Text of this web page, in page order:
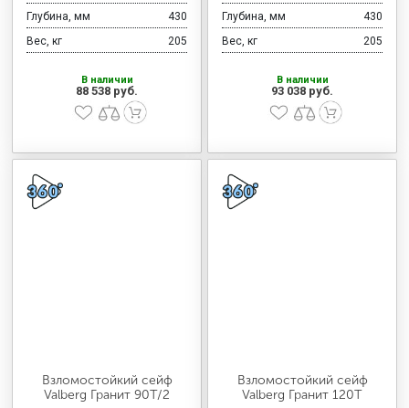
Глубина, мм
430
Вес, кг
205
В наличии
88 538 руб.
Глубина, мм
430
Вес, кг
205
В наличии
93 038 руб.
Взломостойкий сейф
Valberg Гранит 90T/2
Взломостойкий сейф
Valberg Гранит 120Т